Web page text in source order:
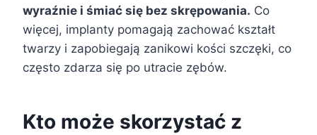
wyraźnie i śmiać się bez skrępowania. Co
więcej, implanty pomagają zachować kształt
twarzy i zapobiegają zanikowi kości szczęki, co
często zdarza się po utracie zębów.
Kto może skorzystać z